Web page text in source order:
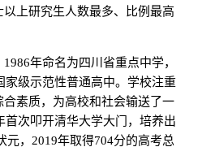
上研究生人数最多、比例最高
年命名为四川省重点中学，
家级示范性普通高中。学校注重
素质，为高校和社会输送了一
首次叩开清华大学大门，培养出
元，2019年取得704分的高考总